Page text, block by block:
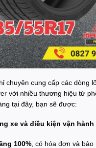
chuyên cung cấp các dòng
với nhiều thương hiệu từ
tại đây, bạn sẽ được:
xe và điều kiện vận hành
100% , có hóa đơn và